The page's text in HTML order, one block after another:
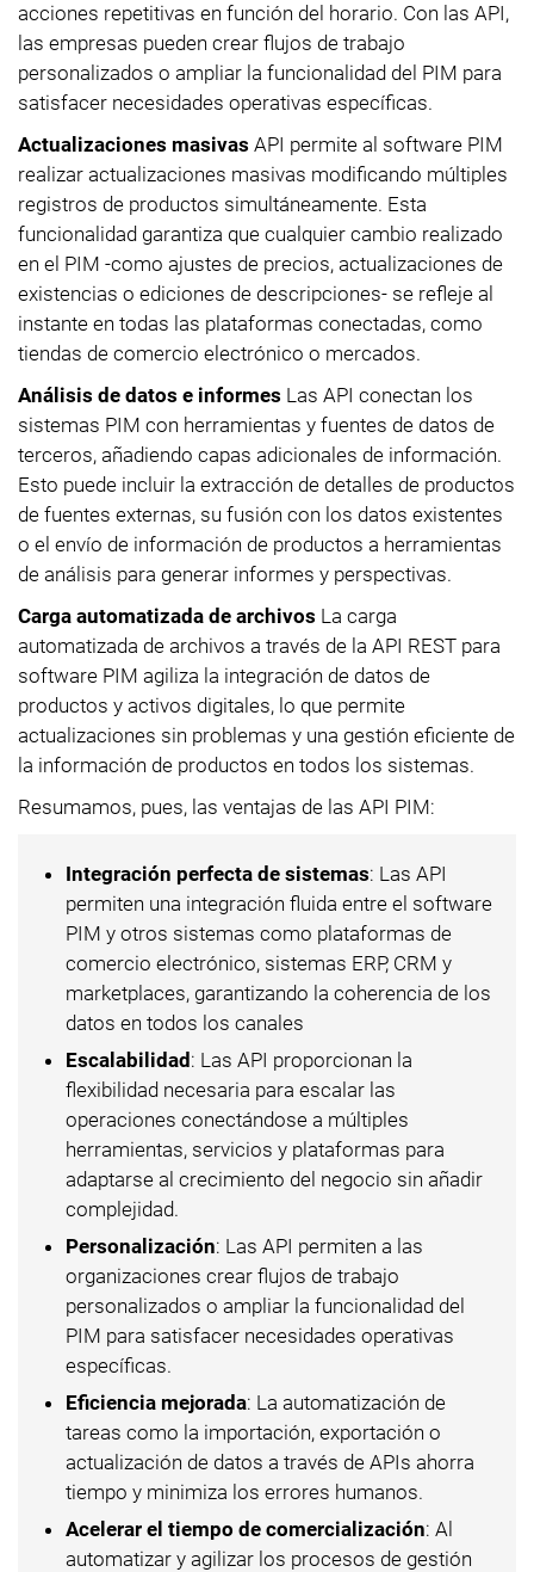
acciones repetitivas en función del horario. Con las API,
las empresas pueden crear flujos de trabajo
personalizados o ampliar la funcionalidad del PIM para
satisfacer necesidades operativas específicas.
Actualizaciones masivas API permite al software PIM
realizar actualizaciones masivas modificando múltiples
registros de productos simultáneamente. Esta
funcionalidad garantiza que cualquier cambio realizado
en el PIM -como ajustes de precios, actualizaciones de
existencias o ediciones de descripciones- se refleje al
instante en todas las plataformas conectadas, como
tiendas de comercio electrónico o mercados.
Análisis de datos e informes Las API conectan los
sistemas PIM con herramientas y fuentes de datos de
terceros, añadiendo capas adicionales de información.
Esto puede incluir la extracción de detalles de productos
de fuentes externas, su fusión con los datos existentes
o el envío de información de productos a herramientas
de análisis para generar informes y perspectivas.
Carga automatizada de archivos La carga
automatizada de archivos a través de la API REST para
software PIM agiliza la integración de datos de
productos y activos digitales, lo que permite
actualizaciones sin problemas y una gestión eficiente de
la información de productos en todos los sistemas.
Resumamos, pues, las ventajas de las API PIM:
Integración perfecta de sistemas: Las API
permiten una integración fluida entre el software
PIM y otros sistemas como plataformas de
comercio electrónico, sistemas ERP, CRM y
marketplaces, garantizando la coherencia de los
datos en todos los canales
Escalabilidad: Las API proporcionan la
flexibilidad necesaria para escalar las
operaciones conectándose a múltiples
herramientas, servicios y plataformas para
adaptarse al crecimiento del negocio sin añadir
complejidad.
Personalización: Las API permiten a las
organizaciones crear flujos de trabajo
personalizados o ampliar la funcionalidad del
PIM para satisfacer necesidades operativas
específicas.
Eficiencia mejorada: La automatización de
tareas como la importación, exportación o
actualización de datos a través de APIs ahorra
tiempo y minimiza los errores humanos.
Acelerar el tiempo de comercialización: Al
automatizar y agilizar los procesos de gestión